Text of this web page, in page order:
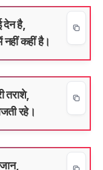
देन है,
कहीं है।
तराशे,
रहे।